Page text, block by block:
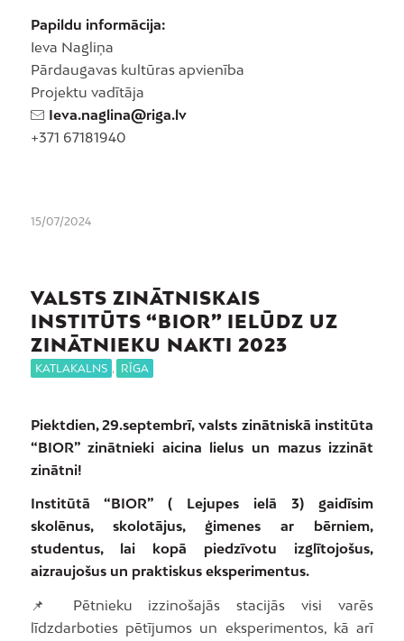
Papildu informācija:
Ieva Nagliņa
Pārdaugavas kultūras apvienība
Projektu vadītāja
Ieva.naglina@riga.lv
+371 67181940
15/07/2024
VALSTS ZINĀTNISKAIS
INSTITŪTS “BIOR” IELŪDZ UZ
ZINĀTNIEKU NAKTI 2023
KATLAKALNS , RĪGA
Piektdien, 29.septembrī, valsts zinātniskā institūta
“BIOR” zinātnieki aicina lielus un mazus izzināt
zinātni!
Institūtā “BIOR” ( Lejupes ielā 3) gaidīsim
skolēnus, skolotājus, ģimenes ar bērniem,
studentus, lai kopā piedzīvotu izglītojošus,
aizraujošus un praktiskus eksperimentus.
📌 Pētnieku izzinošajās stacijās visi varēs
līdzdarboties pētījumos un eksperimentos, kā arī